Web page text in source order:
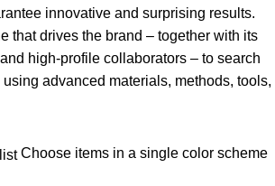
innovative and surprising results.
that drives the brand – together with its
high-profile collaborators – to search
advanced materials, methods, tools,
Choose items in a single color scheme